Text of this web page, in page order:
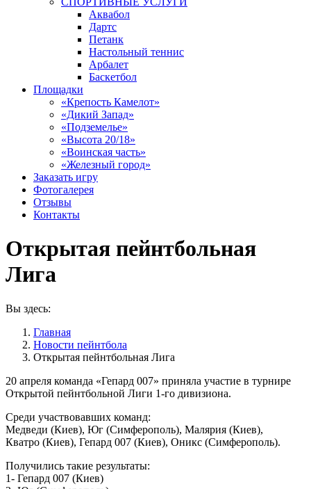
Аквабол
Дартс
Петанк
Настольный теннис
Арбалет
Баскетбол
Площадки
«Крепость Камелот»
«Дикий Запад»
«Подземелье»
«Высота 20/18»
«Воинская часть»
«Железный город»
Заказать игру
Фотогалерея
Отзывы
Контакты
Открытая пейнтбольная
Лига
Вы здесь:
Главная
Новости пейнтбола
Открытая пейнтбольная Лига
20 апреля команда «Гепард 007» приняла участие в турнире
Открытой пейнтбольной Лиги 1-го дивизиона.
Среди участвовавших команд:
Медведи (Киев), Юг (Симферополь), Малярия (Киев),
Кватро (Киев), Гепард 007 (Киев), Оникс (Симферополь).
Получились такие результаты:
1- Гепард 007 (Киев)